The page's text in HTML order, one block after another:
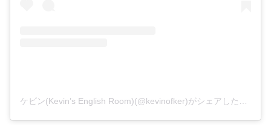
ケビン(Kevin’s English Room)(@kevinofker)がシェアした投稿